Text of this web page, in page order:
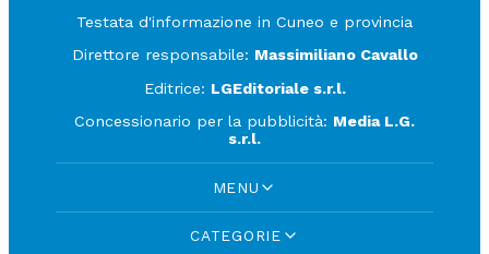
Testata d'informazione in Cuneo e provincia
Direttore responsabile: Massimiliano Cavallo
Editrice: LGEditoriale s.r.l.
Concessionario per la pubblicità: Media L.G.
s.r.l.
MENU
CATEGORIE